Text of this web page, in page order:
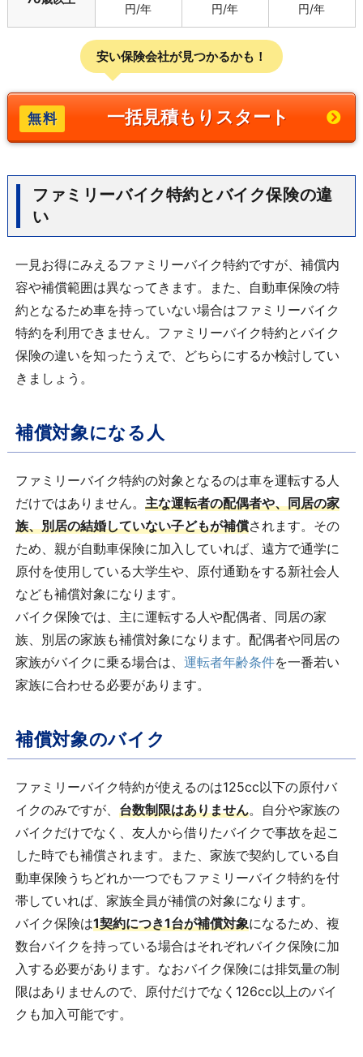
円/年 円/年 円/年
安い保険会社が見つかるかも！
一括見積もりスタート
ファミリーバイク特約とバイク保険の違
い
一見お得にみえるファミリーバイク特約ですが、補償内
容や補償範囲は異なってきます。また、自動車保険の特
約となるため車を持っていない場合はファミリーバイク
特約を利用できません。ファミリーバイク特約とバイク
保険の違いを知ったうえで、どちらにするか検討してい
きましょう。
補償対象になる人
ファミリーバイク特約の対象となるのは車を運転する人
だけではありません。 主な運転者の配偶者や、同居の家
族、別居の結婚していない子どもが補償されます。その
ため、親が自動車保険に加入していれば、遠方で通学に
原付を使用している大学生や、原付通勤をする新社会人
なども補償対象になります。
バイク保険では、主に運転する人や配偶者、同居の家
族、別居の家族も補償対象になります。配偶者や同居の
家族がバイクに乗る場合は、 運転者年齢条件を一番若い
家族に合わせる必要があります。
補償対象のバイク
ファミリーバイク特約が使えるのは125cc以下の原付バ
イクのみですが、 台数制限はありません。自分や家族の
バイクだけでなく、友人から借りたバイクで事故を起こ
した時でも補償されます。また、家族で契約している自
動車保険うちどれか一つでもファミリーバイク特約を付
帯していれば、家族全員が補償の対象になります。
バイク保険は1契約につき1台が補償対象になるため、複
数台バイクを持っている場合はそれぞれバイク保険に加
入する必要があります。なおバイク保険には排気量の制
限はありませんので、原付だけでなく126cc以上のバイ
クも加入可能です。